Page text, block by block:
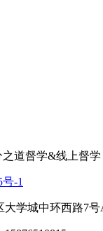
之道督学&线上督
-1
学城中环西路7号